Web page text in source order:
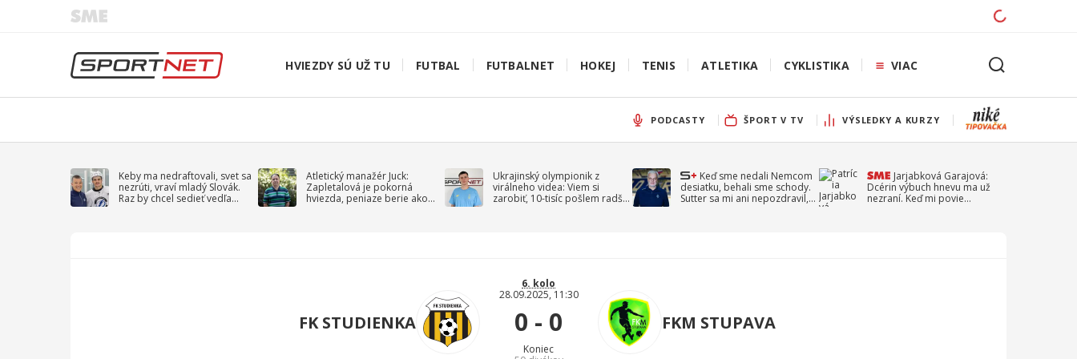
HVIEZDY SÚ UŽ TU FUTBAL FUTBALNET HOKEJ TENIS ATLETIKA CYKLISTIKA VIAC
PODCASTY ŠPORT V TV VÝSLEDKY A KURZY
Keby ma nedraftovali, svet sa
nezrúti, vraví mladý Slovák.
Raz by chcel sedieť vedľa
Atletický manažér Juck:
Zapletalová je pokorná
hviezda, peniaze berie ako
Ukrajinský olympionik z
virálneho videa: Viem si
zarobiť, 10-tisíc pošlem radšej
Keď sme nedali Nemcom
desiatku, behali sme schody.
Sutter sa mi ani nepozdravil,
Jarjabková Garajová:
Dcérin výbuch hnevu ma už
nezraní. Keď mi povie
FK STUDIENKA
6. kolo
28.09.2025, 11:30
0 - 0
Koniec
FKM STUPAVA